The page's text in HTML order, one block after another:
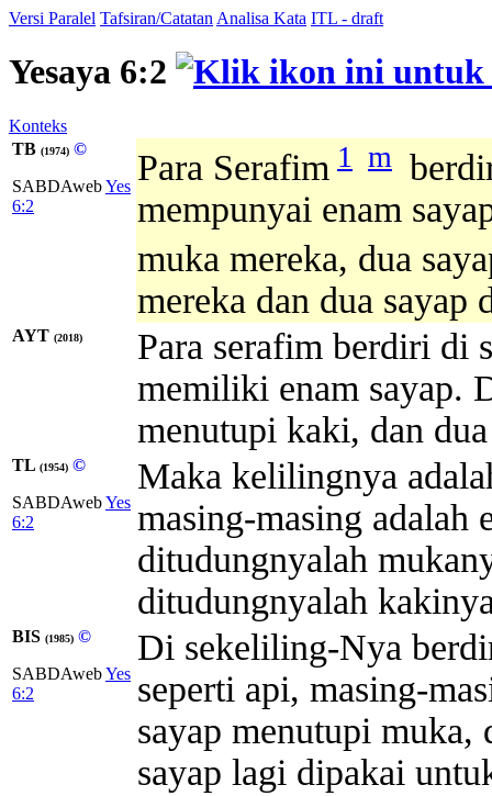
Versi Paralel Tafsiran/Catatan Analisa Kata ITL - draft
Yesaya 6:2
Konteks
TB (1974) ©
SABDAwebYes
6:2
Para Serafim 1 m
mempunyai enam
muka mereka, dua
mereka dan dua
AYT (2018)
Para serafim berdiri di
memiliki enam sayap.
menutupi kaki, dan
TL (1954) ©
SABDAwebYes
6:2
Maka kelilingnya
masing-masing adalah
ditudungnyalah
ditudungnyalah
BIS (1985) ©
SABDAwebYes
6:2
Di sekeliling-Nya
seperti api, masing-
sayap menutupi muka,
sayap lagi dipakai